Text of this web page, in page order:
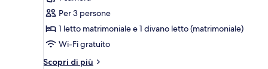
Standard,
1
letto
matrimoniale
con
Per 3 persone
1 letto matrimoniale e 1 divano letto (matrimoniale)
Wi-Fi gratuito
Scopri di più
Altri